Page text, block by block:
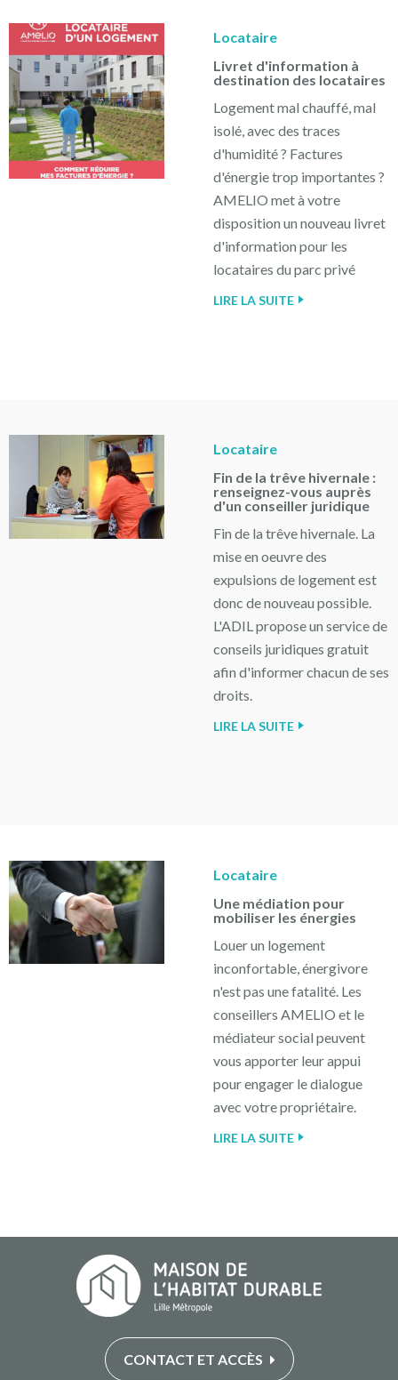
par
catégorie
de
public
Locataire
Livret d'information à
destination des locataires
Logement mal chauffé, mal
isolé, avec des traces
d'humidité ? Factures
d'énergie trop importantes ?
AMELIO met à votre
disposition un nouveau livret
d'information pour les
locataires du parc privé
LIRE LA SUITE
Locataire
Fin de la trêve hivernale :
renseignez-vous auprès
d'un conseiller juridique
Fin de la trêve hivernale. La
mise en oeuvre des
expulsions de logement est
donc de nouveau possible.
L'ADIL propose un service de
conseils juridiques gratuit
afin d'informer chacun de ses
droits.
LIRE LA SUITE
Locataire
Une médiation pour
mobiliser les énergies
Louer un logement
inconfortable, énergivore
n'est pas une fatalité. Les
conseillers AMELIO et le
médiateur social peuvent
vous apporter leur appui
pour engager le dialogue
avec votre propriétaire.
LIRE LA SUITE
CONTACT ET ACCÈS